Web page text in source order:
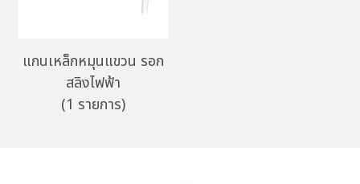
แกนเหล็กหมุนแขวน รอก
สลิงไฟฟ้า
(1 รายการ)